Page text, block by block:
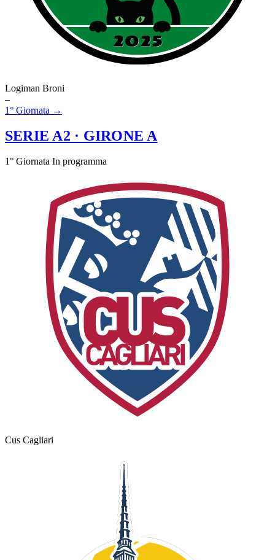
Logiman Broni
–
1° Giornata →
SERIE A2 · GIRONE A
1° Giornata In programma
Cus Cagliari